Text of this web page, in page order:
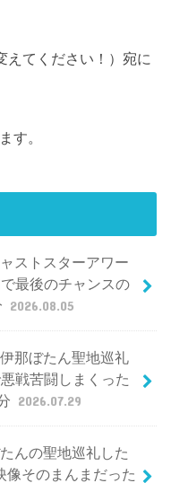
てください！）宛に
す。
ストスターアワー
最後のチャンスの
2026.08.05
那ぼたん聖地巡礼
戦苦闘しまくった
2026.07.29
んの聖地巡礼した
像そのまんまだった